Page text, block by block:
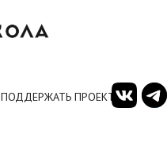
ПОДДЕРЖАТЬ ПРОЕКТ